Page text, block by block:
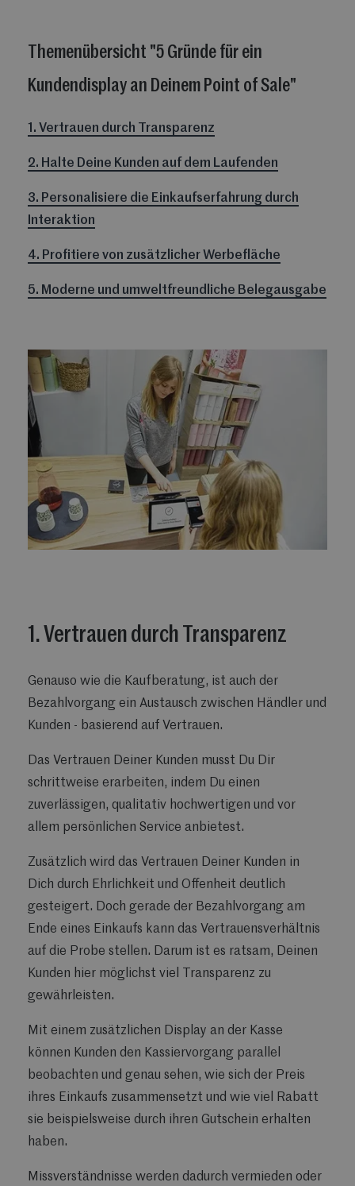
Themenübersicht "5 Gründe für ein
Kundendisplay an Deinem Point of Sale"
1. Vertrauen durch Transparenz
2. Halte Deine Kunden auf dem Laufenden
3. Personalisiere die Einkaufserfahrung durch
Interaktion
4. Profitiere von zusätzlicher Werbefläche
5. Moderne und umweltfreundliche Belegausgabe
1. Vertrauen durch Transparenz
Genauso wie die Kaufberatung, ist auch der
Bezahlvorgang ein Austausch zwischen Händler und
Kunden - basierend auf Vertrauen.
Das Vertrauen Deiner Kunden musst Du Dir
schrittweise erarbeiten, indem Du einen
zuverlässigen, qualitativ hochwertigen und vor
allem persönlichen Service anbietest.
Zusätzlich wird das Vertrauen Deiner Kunden in
Dich durch Ehrlichkeit und Offenheit deutlich
gesteigert. Doch gerade der Bezahlvorgang am
Ende eines Einkaufs kann das Vertrauensverhältnis
auf die Probe stellen. Darum ist es ratsam, Deinen
Kunden hier möglichst viel Transparenz zu
gewährleisten.
Mit einem zusätzlichen Display an der Kasse
können Kunden den Kassiervorgang parallel
beobachten und genau sehen, wie sich der Preis
ihres Einkaufs zusammensetzt und wie viel Rabatt
sie beispielsweise durch ihren Gutschein erhalten
haben.
Missverständnisse werden dadurch vermieden oder